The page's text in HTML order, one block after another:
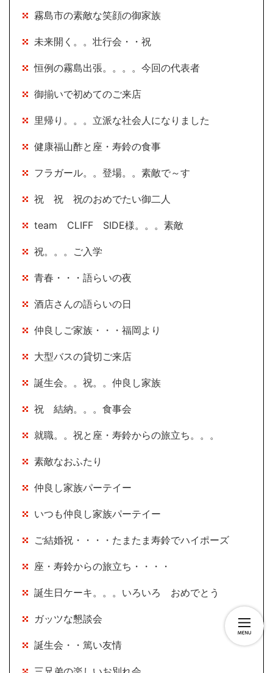
霧島市の素敵な笑顔の御家族
未来開く。。壮行会・・祝
恒例の霧島出張。。。。今回の代表者
御揃いで初めてのご来店
里帰り。。。立派な社会人になりました
健康福山酢と座・寿鈴の食事
フラガール。。登場。。素敵で～す
祝 祝 祝のおめでたい御二人
team CLIFF SIDE様。。。素敵
祝。。。ご入学
青春・・・語らいの夜
酒店さんの語らいの日
仲良しご家族・・・福岡より
大型バスの貸切ご来店
誕生会。。祝。。仲良し家族
祝 結納。。。食事会
就職。。祝と座・寿鈴からの旅立ち。。。
素敵なおふたり
仲良し家族パーテイー
いつも仲良し家族パーテイー
ご結婚祝・・・・たまたま寿鈴でハイポーズ
座・寿鈴からの旅立ち・・・・
誕生日ケーキ。。。いろいろ おめでとう
ガッツな懇談会
誕生会・・篤い友情